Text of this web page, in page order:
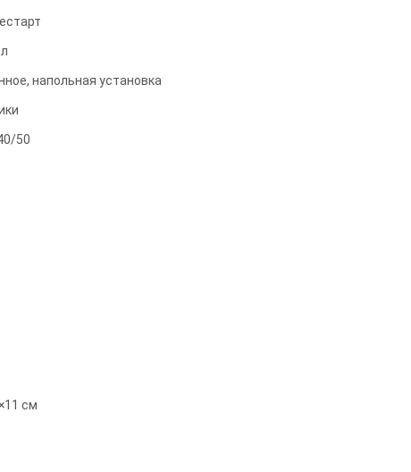
напольная установка
50
см